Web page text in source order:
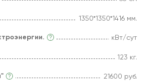
1350*1350*1416 мм.
кВт/сут
123 кг.
21600 руб.